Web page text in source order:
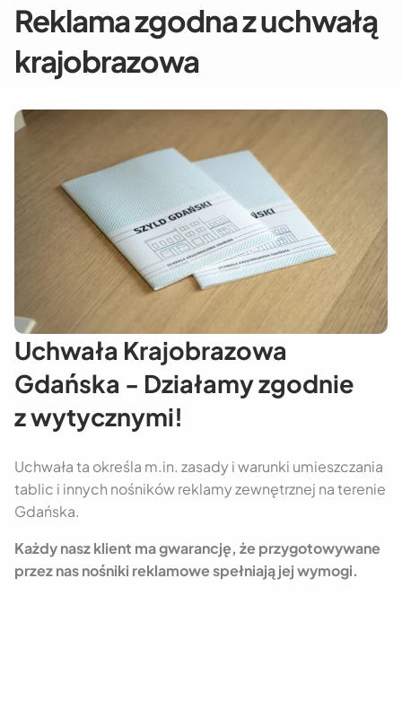
Reklama zgodna z uchwałą
krajobrazowa
Uchwała Krajobrazowa
Gdańska - Działamy zgodnie
z wytycznymi!
Uchwała ta określa m.in. zasady i warunki umieszczania
tablic i innych nośników reklamy zewnętrznej na terenie
Gdańska.
Każdy nasz klient ma gwarancję, że przygotowywane
przez nas nośniki reklamowe spełniają jej wymogi.